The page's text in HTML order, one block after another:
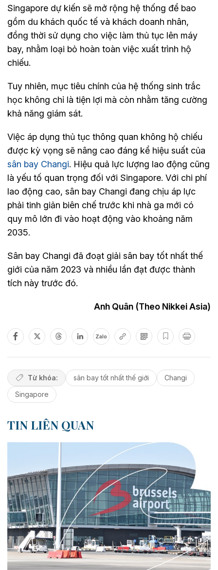
Singapore dự kiến sẽ mở rộng hệ thống để bao
gồm du khách quốc tế và khách doanh nhân,
đồng thời sử dụng cho việc làm thủ tục lên máy
bay, nhằm loại bỏ hoàn toàn việc xuất trình hộ
chiếu.
Tuy nhiên, mục tiêu chính của hệ thống sinh trắc
học không chỉ là tiện lợi mà còn nhằm tăng cường
khả năng giám sát.
Việc áp dụng thủ tục thông quan không hộ chiếu
được kỳ vọng sẽ nâng cao đáng kể hiệu suất của
sân bay Changi. Hiệu quả lực lượng lao động cũng
là yếu tố quan trọng đối với Singapore. Với chi phí
lao động cao, sân bay Changi đang chịu áp lực
phải tinh giản biên chế trước khi nhà ga mới có
quy mô lớn đi vào hoạt động vào khoảng năm
2035.
Sân bay Changi đã đoạt giải sân bay tốt nhất thế
giới của năm 2023 và nhiều lần đạt được thành
tích này trước đó.
Anh Quân (Theo Nikkei Asia)
Zalo
Từ khóa: sân bay tốt nhất thế giới
Changi
Singapore
TIN LIÊN QUAN